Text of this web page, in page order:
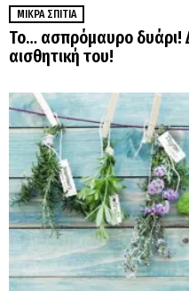
ΜΙΚΡΆ ΣΠΊΤΙΑ
Το… ασπρόμαυρο δυάρι!
αισθητική του!